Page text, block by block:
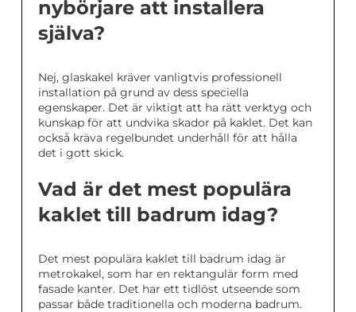
nybörjare att installera
själva?
Nej, glaskakel kräver vanligtvis professionell
installation på grund av dess speciella
egenskaper. Det är viktigt att ha rätt verktyg och
kunskap för att undvika skador på kaklet. Det kan
också kräva regelbundet underhåll för att hålla
det i gott skick.
Vad är det mest populära
kaklet till badrum idag?
Det mest populära kaklet till badrum idag är
metrokakel, som har en rektangulär form med
fasade kanter. Det har ett tidlöst utseende som
passar både traditionella och moderna badrum.